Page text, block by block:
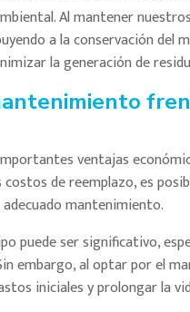
Al mantener
a la conservación del
la generación de
ventajas
de reemplazo, es
mantenimiento.
puede ser significativo,
embargo, al optar por el
iniciales y prolongar la